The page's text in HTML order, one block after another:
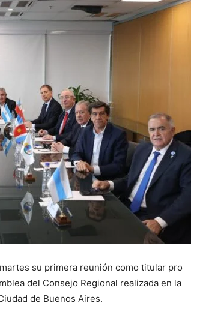
su primera reunión como titular pro
del Consejo Regional realizada en la
de Buenos Aires.